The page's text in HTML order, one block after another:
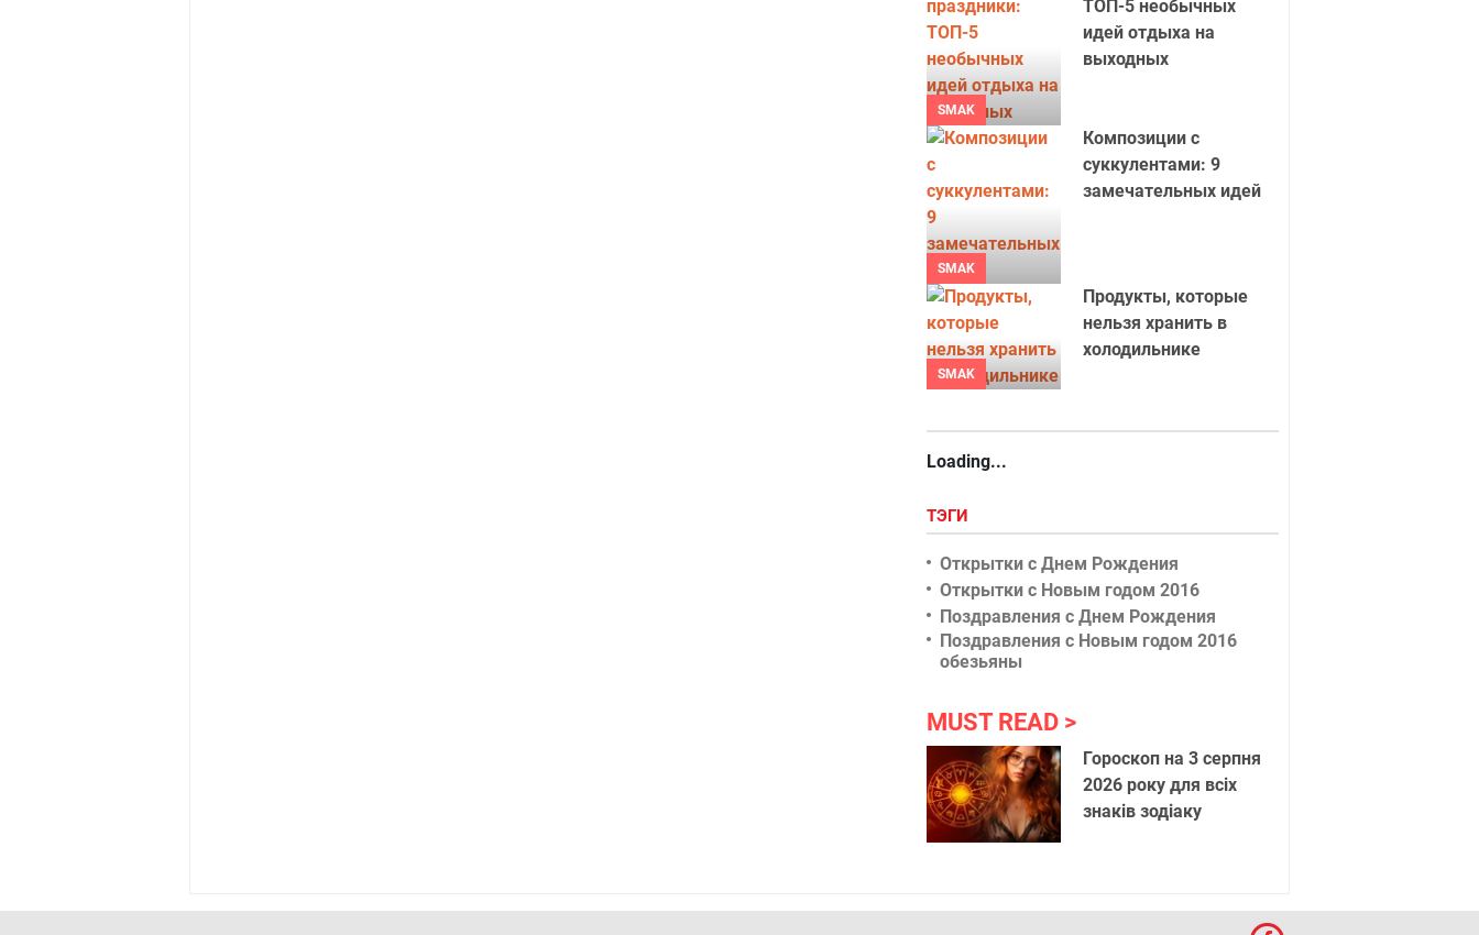
SMAK
ТОП-5 необычных
идей отдыха на
выходных
SMAK
Композиции с
суккулентами: 9
замечательных идей
SMAK
Продукты, которые
нельзя хранить в
холодильнике
Loading...
ТЭГИ
Открытки с Днем Рождения
Открытки с Новым годом 2016
Поздравления с Днем Рождения
Поздравления с Новым годом 2016
обезьяны
MUST READ
Гороскоп на 3 серпня
2026 року для всіх
знаків зодіаку